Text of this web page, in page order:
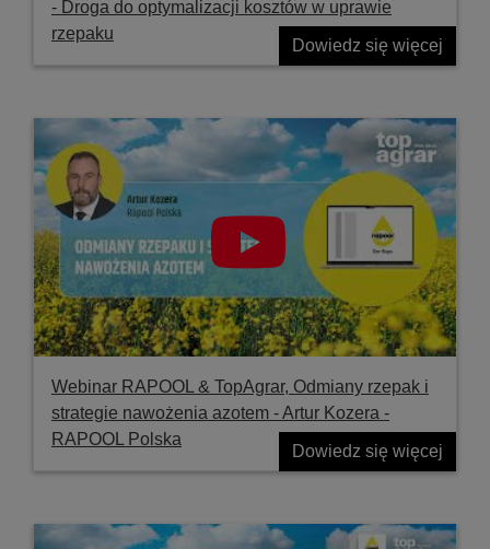
- Droga do optymalizacji kosztów w uprawie
rzepaku
Dowiedz się więcej
Webinar RAPOOL & TopAgrar, Odmiany rzepak i
strategie nawożenia azotem - Artur Kozera -
RAPOOL Polska
Dowiedz się więcej